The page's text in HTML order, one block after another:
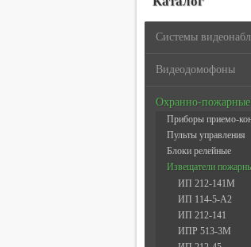
Системы
Видеодомофоны
Охранно-
Приборы приемо-
Пульты управления
Блоки релейные
Извещатели
ИП 212-141М
ИП 114-5-А2
ИП 212-141
ИПР 513-3М